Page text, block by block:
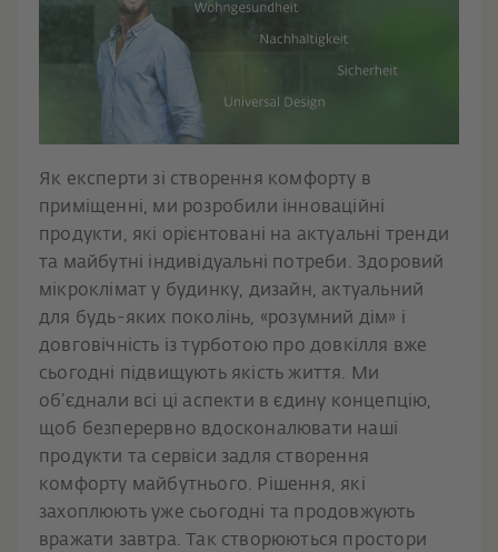
Як експерти зі створення комфорту в
приміщенні, ми розробили інноваційні
продукти, які орієнтовані на актуальні тренди
та майбутні індивідуальні потреби. Здоровий
мікроклімат у будинку, дизайн, актуальний
для будь-яких поколінь, «розумний дім» і
довговічність із турботою про довкілля вже
сьогодні підвищують якість життя. Ми
об’єднали всі ці аспекти в єдину концепцію,
щоб безперервно вдосконалювати наші
продукти та сервіси задля створення
комфорту майбутнього. Рішення, які
захоплюють уже сьогодні та продовжують
вражати завтра. Так створюються простори